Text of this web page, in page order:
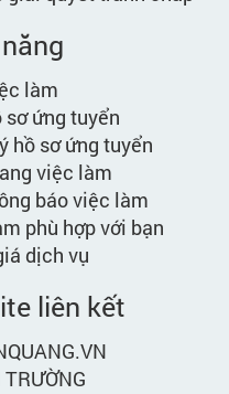
làm
sơ ứng tuyển
hồ sơ ứng tuyển
việc làm
báo việc làm
phù hợp với bạn
dịch vụ
liên kết